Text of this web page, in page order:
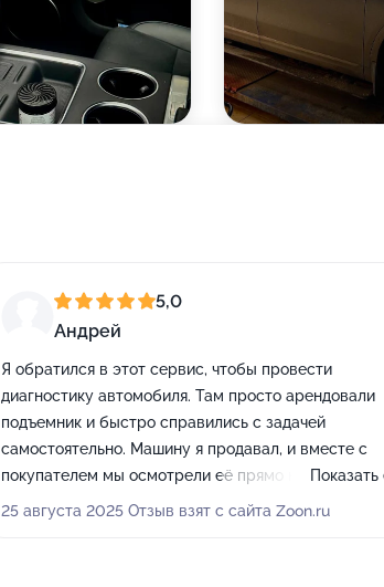
5,0
Андрей
Я обратился в этот сервис, чтобы провести
диагностику автомобиля. Там просто арендовали
подъемник и быстро справились с задачей
самостоятельно. Машину я продавал, и вместе с
покупателем мы осмотрели её прямо на
этом сервисе — всё нас полностью устроило.
25 августа 2025 Отзыв взят с сайта Zoon.ru